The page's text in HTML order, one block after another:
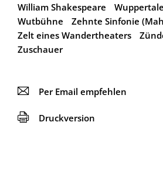
William Shakespeare
Wutbühne
Zehnte Sinfonie
Zelt eines Wandertheaters
Zuschauer
📧 Per Email empfehlen
🖨 Druckversion